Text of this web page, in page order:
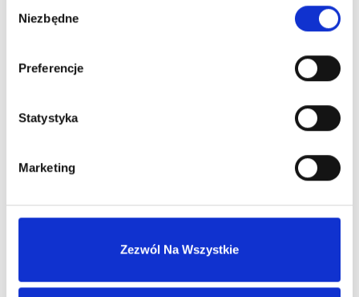
zgody
Niezbędne
Preferencje
Statystyka
Marketing
Zezwól Na Wszystkie
Stały opiekun handlowy
Szybka obsługa zwrotów i reklamacji
Skontaktuj się z nami